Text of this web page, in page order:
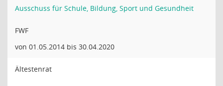
Ausschuss für Schule, Bildung, Sport und Gesundheit
FWF
von 01.05.2014 bis 30.04.2020
Ältestenrat